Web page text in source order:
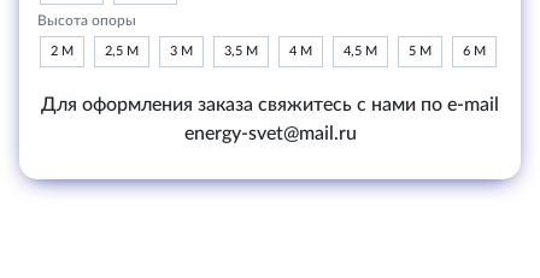
Высота опоры
2 М 2,5 М 3 М 3,5 М 4 М 4,5 М 5 М 6 М
Для оформления заказа свяжитесь с нами по e-mail
energy-svet@mail.ru